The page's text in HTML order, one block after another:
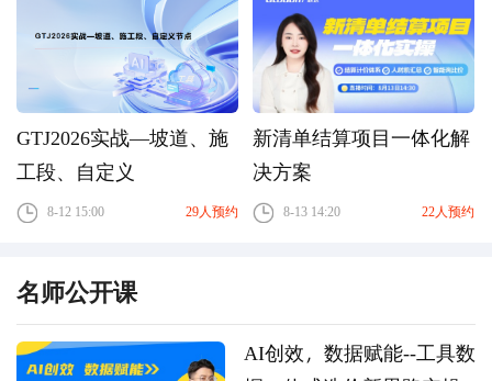
GTJ2026实战—坡道、施
工段、自定义
8-12 15:00 29人预约
新清单结算项目一体化解
决方案
8-13 14:20 22人预约
名师公开课
AI创效，数据赋能--工具数